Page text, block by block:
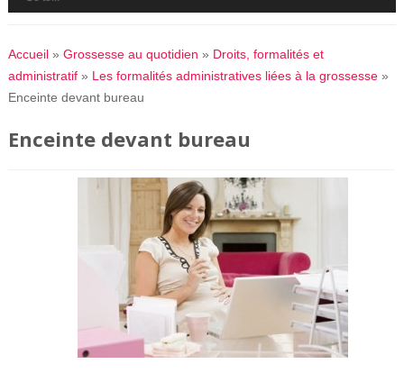
Accueil» Grossesse au quotidien » Droits, formalités et
administratif» Les formalités administratives liées à la grossesse»
Enceinte devant bureau
Enceinte devant bureau